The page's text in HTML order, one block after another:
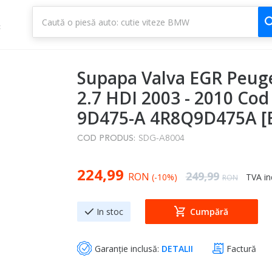
Supapa Valva EGR
2.7 HDI 2003 - 2010
9D475-A 4R8Q9D475A
COD PRODUS: SDG-A8004
Special Price
224,99 RON (-10%) Regular Price
249,99 RON TVA
In stoc Cumpără
Garanție inclusă: DETALII Factură